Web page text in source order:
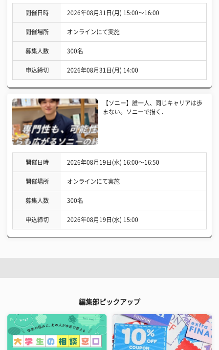
開催日時 2026年08月31日(月) 15:00〜16:00
開催場所 オンラインにて実施
募集人数 300名
申込締切 2026年08月31日(月) 14:00
【ソニー】誰一人、同じキャリアは歩
まない。ソニーで描く、
開催日時 2026年08月19日(水) 16:00〜16:50
開催場所 オンラインにて実施
募集人数 300名
申込締切 2026年08月19日(水) 15:00
編集部ピックアップ